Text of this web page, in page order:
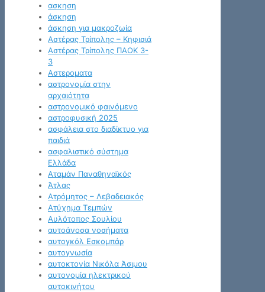
ασκηση
άσκηση
άσκηση για μακροζωία
Αστέρας Τρίπολης – Κηφισιά
Αστέρας Τρίπολης ΠΑΟΚ 3-
3
Αστεροματα
αστρονομία στην
αρχαιότητα
αστρονομικό φαινόμενο
αστροφυσική 2025
ασφάλεια στο διαδίκτυο για
παιδιά
ασφαλιστικό σύστημα
Ελλάδα
Αταμάν Παναθηναϊκός
Άτλας
Ατρόμητος – Λεβαδειακός
Ατύχημα Τεμπών
Αυλότοπος Σουλίου
αυτοάνοσα νοσήματα
αυτογκόλ Εσκομπάρ
αυτογνωσία
αυτοκτονία Νικόλα Άσιμου
αυτονομία ηλεκτρικού
αυτοκινήτου